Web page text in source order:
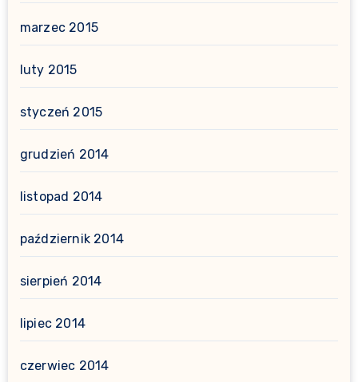
marzec 2015
luty 2015
styczeń 2015
grudzień 2014
listopad 2014
październik 2014
sierpień 2014
lipiec 2014
czerwiec 2014